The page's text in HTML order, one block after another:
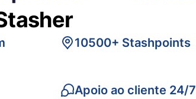
10500+ Stashpoints
Apoio ao cliente 24/7